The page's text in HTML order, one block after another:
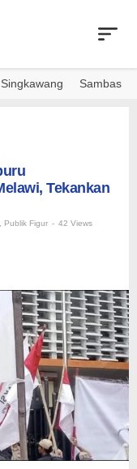
Singkawang Sambas
Tekankan
Publik Figur - 42 Views